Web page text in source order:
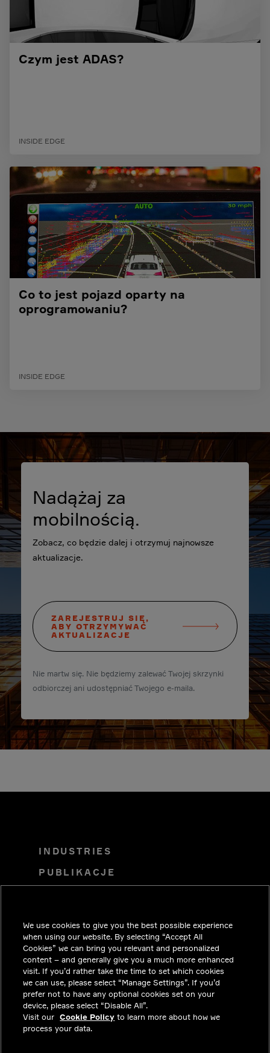
Czym jest ADAS?
INSIDE EDGE
Co to jest pojazd oparty na
oprogramowaniu?
INSIDE EDGE
Nadążaj za
mobilnością.
Zobacz, co będzie dalej i otrzymuj najnowsze
aktualizacje.
ZAREJESTRUJ SIĘ,
ABY OTRZYMYWAĆ
AKTUALIZACJE
Nie martw się. Nie będziemy zalewać Twojej skrzynki
odbiorczej ani udostępniać Twojego e-maila.
INDUSTRIES
PUBLIKACJE
INWESTORZY
MEDIA
KONTAKT
PRYWATNOŚĆ
INFORMACJE PRAWNE I
ZGODNOŚĆ Z PRZEPISAMI
We use cookies to give you the best possible experience
when using our website. By selecting “Accept All
Cookies” we can bring you relevant and personalized
content – and generally give you a much more enhanced
visit. If you’d rather take the time to set which cookies
we can use, please select “Manage Settings”. If you’d
prefer not to have any optional cookies set on your
device, please select “Disable All”.
Visit our Cookie Policy to learn more about how we
process your data.